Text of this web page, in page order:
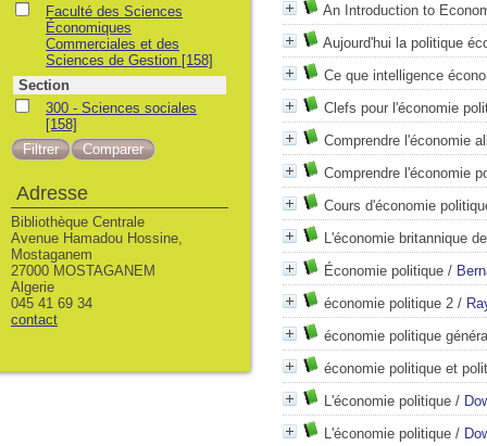
An Introduction to
Aujourd'hui la politique
Ce que intelligence
Clefs pour l'économie
Comprendre l'économie
Comprendre l'économie
Cours d'économie
L'économie britannique
Économie politique /
économie politique 2 /
économie politique
économie politique et
L'économie politique /
L'économie politique /
Faculté des Sciences
Économiques
Commerciales et des
Sciences de Gestion [158]
Section
300 - Sciences sociales
[158]
Adresse
Bibliothèque Centrale
Avenue Hamadou Hossine,
Mostaganem
27000 MOSTAGANEM
Algerie
045 41 69 34
contact